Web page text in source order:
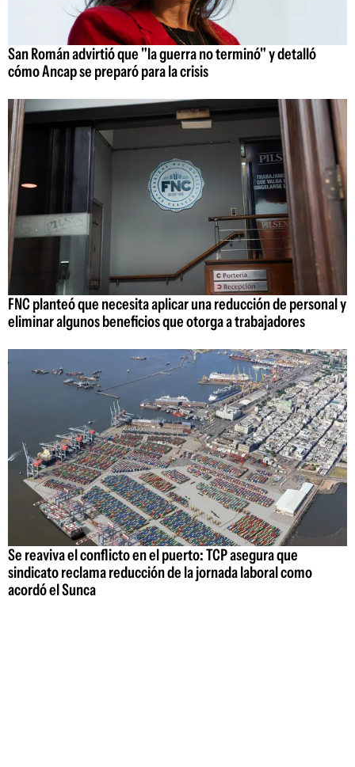
San Román advirtió que "la guerra no terminó" y detalló
cómo Ancap se preparó para la crisis
FNC planteó que necesita aplicar una reducción de personal y
eliminar algunos beneficios que otorga a trabajadores
Se reaviva el conflicto en el puerto: TCP asegura que
sindicato reclama reducción de la jornada laboral como
acordó el Sunca